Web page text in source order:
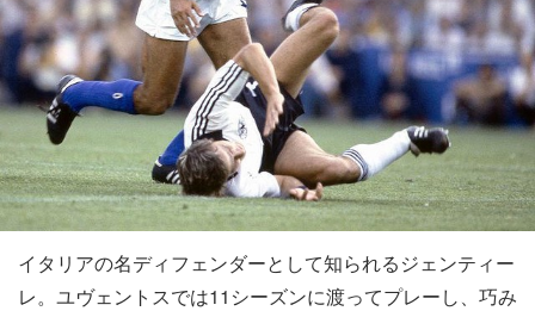
イタリアの名ディフェンダーとして知られるジェンティー
レ。ユヴェントスでは11シーズンに渡ってプレーし、巧み